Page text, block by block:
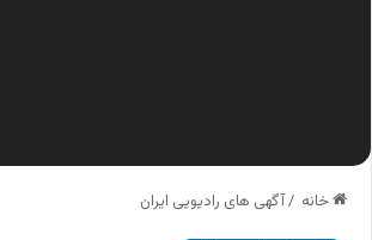
خانه /آگهی های رادیویی ایران